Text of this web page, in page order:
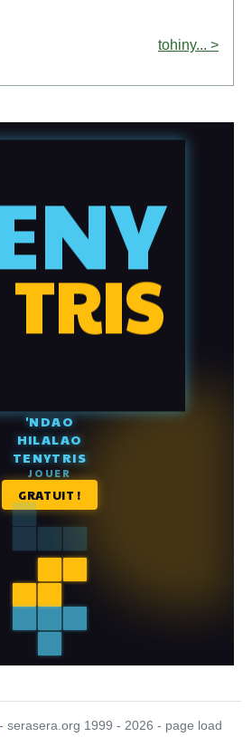
tohiny... >
- serasera.org 1999 - 2026 - page load